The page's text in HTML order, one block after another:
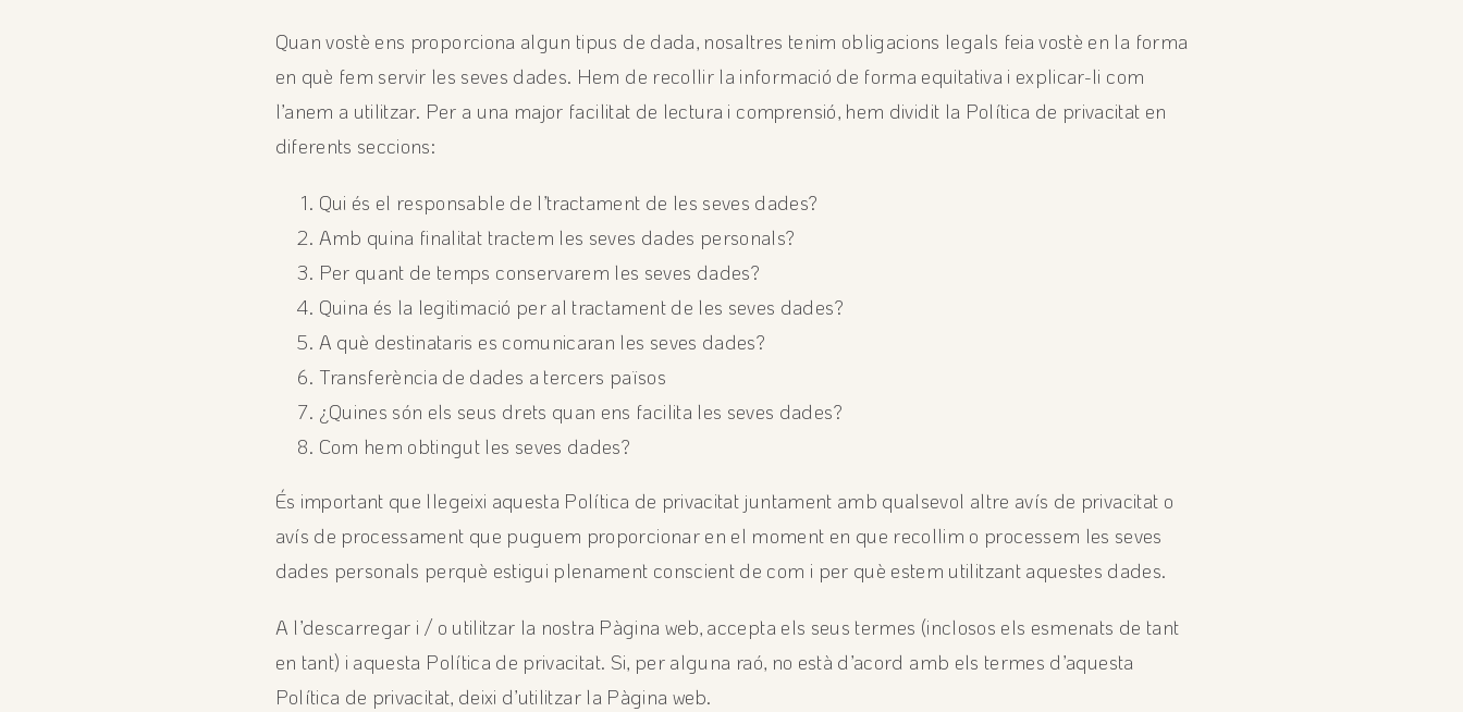
Quan vostè ens proporciona algun tipus de dada, nosaltres tenim obligacions legals feia vostè en la forma
en què fem servir les seves dades. Hem de recollir la informació de forma equitativa i explicar-li com
l’anem a utilitzar. Per a una major facilitat de lectura i comprensió, hem dividit la Política de privacitat en
diferents seccions:
Qui és el responsable de l’tractament de les seves dades?
Amb quina finalitat tractem les seves dades personals?
Per quant de temps conservarem les seves dades?
Quina és la legitimació per al tractament de les seves dades?
A què destinataris es comunicaran les seves dades?
Transferència de dades a tercers països
¿Quines són els seus drets quan ens facilita les seves dades?
Com hem obtingut les seves dades?
És important que llegeixi aquesta Política de privacitat juntament amb qualsevol altre avís de privacitat o
avís de processament que puguem proporcionar en el moment en que recollim o processem les seves
dades personals perquè estigui plenament conscient de com i per què estem utilitzant aquestes dades.
A l’descarregar i / o utilitzar la nostra Pàgina web, accepta els seus termes (inclosos els esmenats de tant
en tant) i aquesta Política de privacitat. Si, per alguna raó, no està d’acord amb els termes d’aquesta
Política de privacitat, deixi d’utilitzar la Pàgina web.